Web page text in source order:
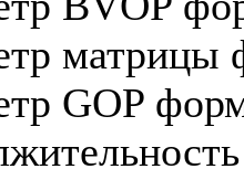
матрицы
GOP